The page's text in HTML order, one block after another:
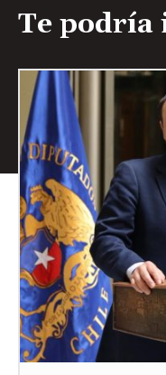
Te podría